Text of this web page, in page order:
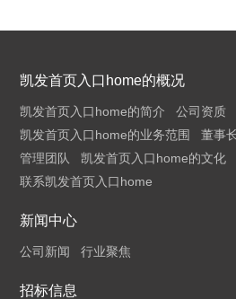
凯发首页入口home的概况
凯发首页入口home的简介
公司资质
凯发首页入口home的业务范围
董事
管理团队
凯发首页入口home的文化
联系凯发首页入口home
新闻中心
公司新闻 行业聚焦
招标信息